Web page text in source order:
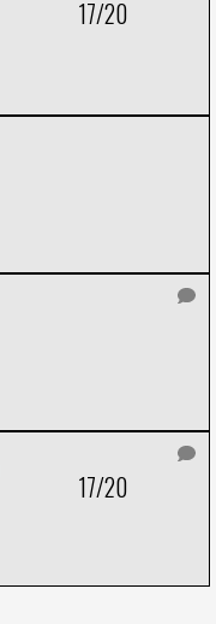
17/20
17/20